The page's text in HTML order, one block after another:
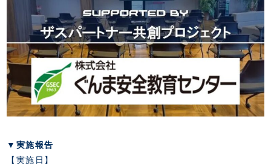
U-15
U-12
スタッフ
スクール概要
スタッフ
各校紹介・アクセス
スクール会員規約
TheSpark
ニュース
店舗エリアガイド
アクセス
Thesparkについて
▼実施報告
【実施日】